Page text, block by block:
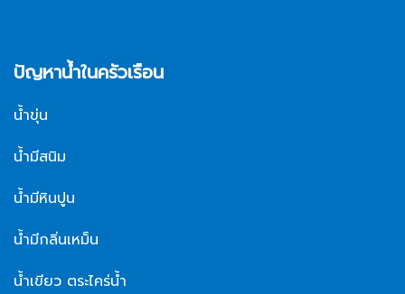
ปัญหาน้ำในครัวเรือน
น้ำขุ่น
น้ำมีสนิม
น้ำมีหินปูน
น้ำมีกลิ่นเหม็น
น้ำเขียว ตระไคร่น้ำ